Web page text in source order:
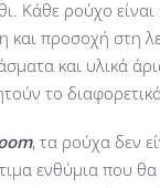
Κάθε ρούχο είναι
και προσοχή στη
και υλικά
το
, τα ρούχα δεν
ενθύμια που θα